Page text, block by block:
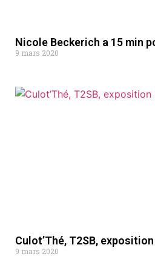
Nicole Beckerich a 15 min
9 mars 2020
Culot’Thé, T2SB,
9 mars 2020